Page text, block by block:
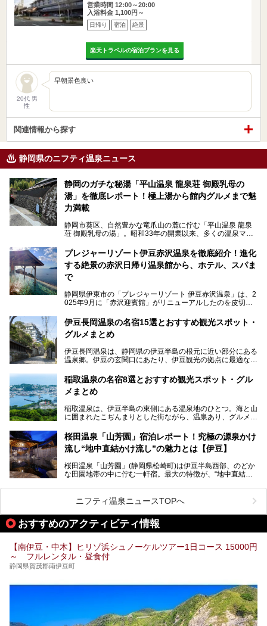
営業時間 12:00～20:00
入浴料金 1,100円～
日帰り 宿泊 絶景
楽天トラベルの宿泊プランを見る
20代 男
性
早朝景色良い
関連情報から探す
静岡県のニフティ温泉ニュース
静岡のガチな秘湯「平山温泉 龍泉荘 御殿乳母の
湯」を徹底レポート！極上湯から館内グルメまで魅
力満載
静岡市葵区、自然豊かな竜爪山の麓に佇む「平山温泉 龍泉
荘 御殿乳母の湯」。昭和33年の開業以来、多くの温泉マニ
極上温泉です。お湯はもちろん、実はグルメも揃っているん
です。多くのファンを持つ、その圧倒的なこだわりと魅力を
解説します。
プレジャーリゾート伊豆赤沢温泉を徹底紹介！進化
する絶景の赤沢日帰り温泉館から、ホテル、スパま
で
静岡県伊東市の「プレジャーリゾート 伊豆赤沢温泉」は、2
025年9月に「赤沢迎賓館」がリニューアルしたのを皮切り
館」、「RED 28 HOTEL」がリニューアル。さらにこのあ
とグランピング施設のGRAX EARTH FIELD（グラックスア
ースフィールド）、大型屋内アミューズメント施設のPLEA
予定。
ャー施設など、現在リニューアルオープンしている施設を中
心に、家族連れでも大人だけでも、おひとりさまでも多彩な
楽しみ方ができる「プレジャーリゾート 伊豆赤沢温泉」を
───
この記事はプレジャーリゾート 伊豆赤沢温泉のPR記事で
す。
伊豆長岡温泉の名宿15選とおすすめ観光スポット・
グルメまとめ
伊豆長岡温泉は、静岡県の伊豆半島の根元に近い部分にある
温泉郷。伊豆の玄関口にあたり、伊豆観光の拠点に最適な立
ちろん日帰りでも楽しめるのが魅力です。
この記事では、伊豆長岡温泉の歴史や魅力、おすすめの宿を
る温泉施設も紹介します！
稲取温泉の名宿8選とおすすめ観光スポット・グル
メまとめ
稲取温泉は、伊豆半島の東側にある温泉地のひとつ。海と山
に囲まれたこぢんまりとした街ながら、温泉あり、グルメあ
京からは約2時間30分、直通電車もありアクセスしやすいの
もうれしいところ。
入れる温泉施設、チェックしたい観光スポットやアクティビ
ティなどを一挙にまとめピックアップ。伊豆稲取温泉を訪れ
桜田温泉「山芳園」宿泊レポート！究極の源泉かけ
流し“地中直結かけ流し”の魅力とは【伊豆】
桜田温泉「山芳園」(静岡県松崎町)は伊豆半島西部、のどか
な田園地帯の中に佇む一軒宿。最大の特徴が、“地中直結か
地下に眠る源泉を加水・加温・消毒無し、さらには途中過程
で空気にも触れさせることなく浴槽まで提供。「究極の源泉
かけ流し」と言っても決して過言ではありません。
今回、桜田温泉「山芳園」の“温泉”を中心に、その魅力を詳
細レポート。また口コミの評判も非常に高い宿であり、客室
や食事も併せて徹底紹介します！
ニフティ温泉ニュースTOPへ
おすすめのアクティビティ情報
【南伊豆・中木】ヒリゾ浜シュノーケルツアー1日コース 15000円
～ フルレンタル・昼食付
静岡県賀茂郡南伊豆町